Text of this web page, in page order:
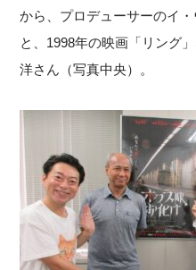
から、プロデューサーのイ・
と、1998年の映画「リング
洋さん（写真中央）。